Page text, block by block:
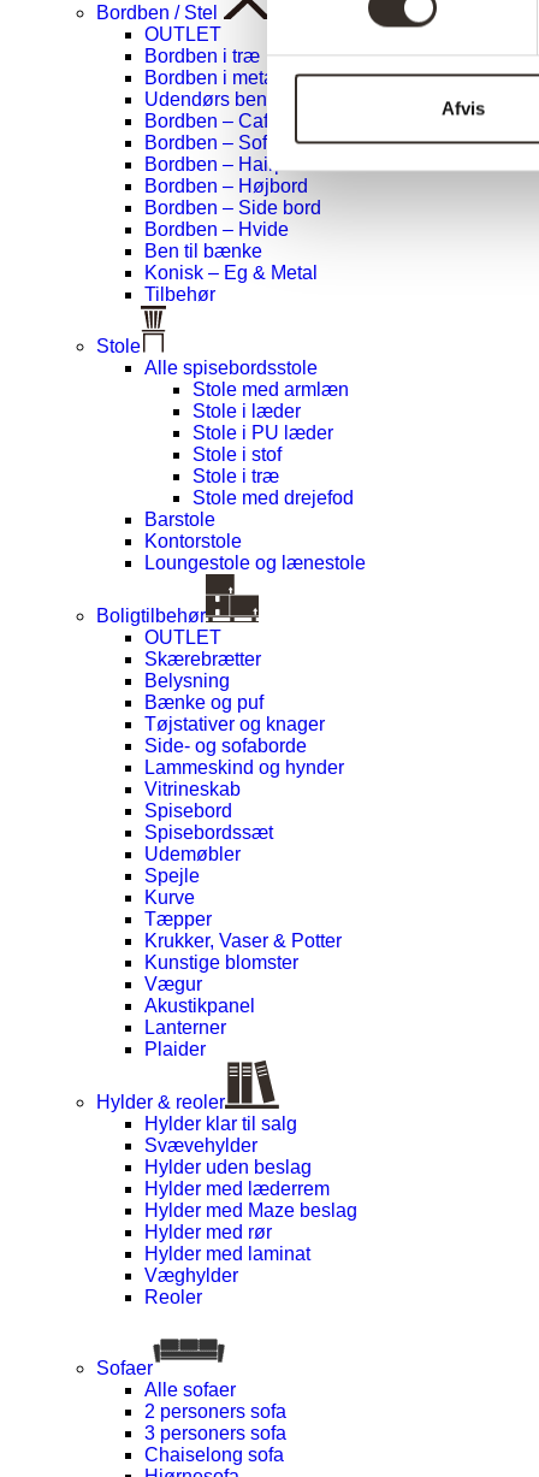
Afvis
Bordben / Stel
OUTLET
Bordben i træ
Bordben i metal
Udendørs ben
Bordben – Café / Rund bord
Bordben – Sofabord
Bordben – Hairpin
Bordben – Højbord
Bordben – Side bord
Bordben – Hvide
Ben til bænke
Konisk – Eg & Metal
Tilbehør
Stole
Alle spisebordsstole
Stole med armlæn
Stole i læder
Stole i PU læder
Stole i stof
Stole i træ
Stole med drejefod
Barstole
Kontorstole
Loungestole og lænestole
Boligtilbehør
OUTLET
Skærebrætter
Belysning
Bænke og puf
Tøjstativer og knager
Side- og sofaborde
Lammeskind og hynder
Vitrineskab
Spisebord
Spisebordssæt
Udemøbler
Spejle
Kurve
Tæpper
Krukker, Vaser & Potter
Kunstige blomster
Vægur
Akustikpanel
Lanterner
Plaider
Hylder & reoler
Hylder klar til salg
Svævehylder
Hylder uden beslag
Hylder med læderrem
Hylder med Maze beslag
Hylder med rør
Hylder med laminat
Væghylder
Reoler
Sofaer
Alle sofaer
2 personers sofa
3 personers sofa
Chaiselong sofa